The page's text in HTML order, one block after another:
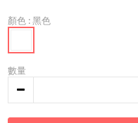
顏色 : 黑色
數量